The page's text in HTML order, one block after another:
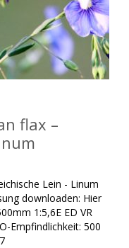
flax –
Lein - Linum
downloaden: Hier
1:5,6E ED VR
Empfindlichkeit: 500